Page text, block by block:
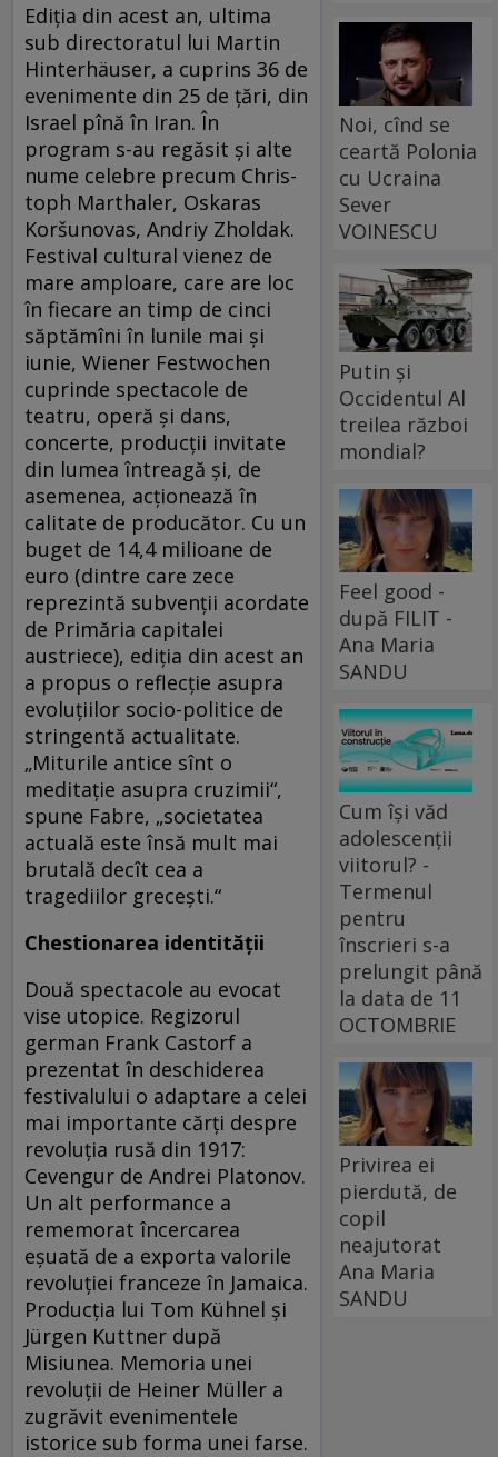
Ediția din acest an, ultima
sub directoratul lui Martin
Hinterhäuser, a cuprins 36 de
evenimente din 25 de țări, din
Israel pînă în Iran. În
program s-au regăsit şi alte
nume celebre precum Chris­
toph Marthaler, Oskaras
Koršunovas, Andriy Zholdak.
Festival cultural vienez de
mare amploare, care are loc
în fiecare an timp de cinci
săptămîni în lunile mai și
iunie, Wiener Festwochen
cuprinde spectacole de
teatru, operă și dans,
concerte, producții invitate
din lumea întreagă și, de
asemenea, acționează în
calitate de producător. Cu un
buget de 14,4 milioane de
euro (dintre care zece
reprezintă subvenții acordate
de Primăria capitalei
austriece), ediția din acest an
a propus o reflecție asupra
evoluțiilor socio-politice de
stringentă actualitate.
„Miturile antice sînt o
meditație asupra cruzimii“,
spune Fabre, „societatea
actuală este însă mult mai
brutală decît cea a
tragediilor grecești.“
Chestionarea identității
Două spectacole au evocat
vise utopice. Regizorul
german Frank Castorf a
prezentat în deschiderea
festivalului o a­dap­tare a celei
mai importante cărți despre
revoluția rusă din 1917:
Cevengur de Andrei Platonov.
Un alt performance a
rememorat încercarea
eșuată de a exporta valorile
revoluției franceze în Jamaica.
Producția lui Tom Kühnel și
Jürgen Kuttner după
Misiunea. Memoria unei
revoluții de Heiner Müller a
zugrăvit evenimentele
istorice sub forma unei farse.
Noi, cînd se
ceartă Polonia
cu Ucraina
Sever
VOINESCU
Putin și
Occidentul Al
treilea război
mondial?
Feel good -
după FILIT -
Ana Maria
SANDU
Cum își văd
adolescenții
viitorul? -
Termenul
pentru
înscrieri s-a
prelungit până
la data de 11
OCTOMBRIE
Privirea ei
pierdută, de
copil
neajutorat
Ana Maria
SANDU